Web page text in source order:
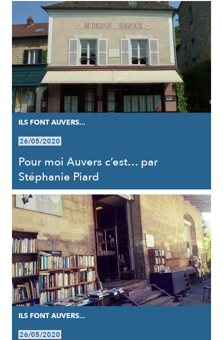
RÉSULTATS
ILS FONT AUVERS...
26/05/2020
Pour moi Auvers c’est… par
Stéphanie Piard
ILS FONT AUVERS...
26/05/2020